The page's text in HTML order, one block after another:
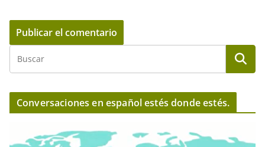
Conversaciones en español estés donde estés.
e